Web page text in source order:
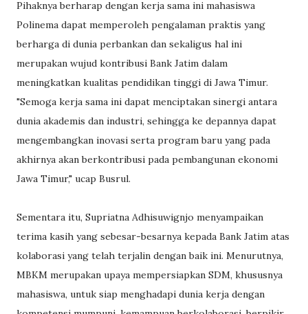
Pihaknya berharap dengan kerja sama ini mahasiswa
Polinema dapat memperoleh pengalaman praktis yang
berharga di dunia perbankan dan sekaligus hal ini
merupakan wujud kontribusi Bank Jatim dalam
meningkatkan kualitas pendidikan tinggi di Jawa Timur.
"Semoga kerja sama ini dapat menciptakan sinergi antara
dunia akademis dan industri, sehingga ke depannya dapat
mengembangkan inovasi serta program baru yang pada
akhirnya akan berkontribusi pada pembangunan ekonomi
Jawa Timur," ucap Busrul.
Sementara itu, Supriatna Adhisuwignjo menyampaikan
terima kasih yang sebesar-besarnya kepada Bank Jatim atas
kolaborasi yang telah terjalin dengan baik ini. Menurutnya,
MBKM merupakan upaya mempersiapkan SDM, khususnya
mahasiswa, untuk siap menghadapi dunia kerja dengan